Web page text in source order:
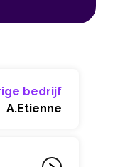
bedrijf
A.Etienne